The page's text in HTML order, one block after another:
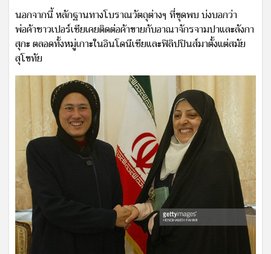
นอกจากนี้ หลักฐานทางโบราณวัตถุต่างๆ ที่ขุดพบ บ่งบอกว่า
พ่อค้าชาวเปอร์เซียเคยติดต่อค้าขายกับอาณาจักรจามปาและลังกา
สุกะ ตลอดทั้งหมู่เกาะในอินโดนีเซียและฟิลิปปินส์มาตั้งแต่สมัย
สุโขทัย